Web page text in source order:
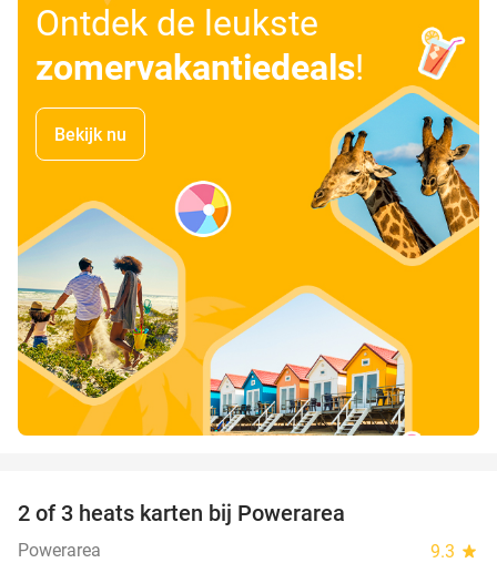
Ontdek de leukste
zomervakantiedeals!
Bekijk nu
2 of 3 heats karten bij Powerarea
Powerarea 9.3 star